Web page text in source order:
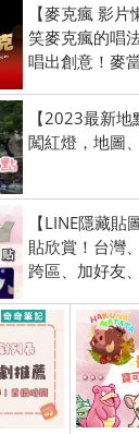
【麥克瘋 影
笑麥克瘋的唱
唱出創意！麥
【2023最新地
闖紅燈，地圖
【LINE隱藏
貼欣賞！台灣
跨區、加好友